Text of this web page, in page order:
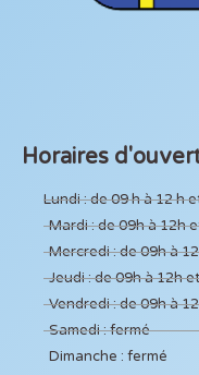
Horaires
Lundi : de 09 h à 12 h
Mardi : de 09h à 12h
Mercredi : de 09h à
Jeudi : de 09h à 12h
Vendredi : de 09h à
Samedi : fermé
Dimanche : fermé